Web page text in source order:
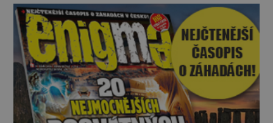
Na první pohled se zdá, že to bu